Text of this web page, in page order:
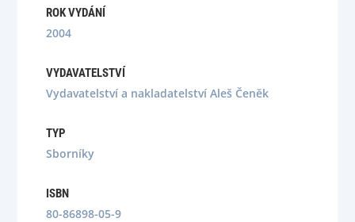
ROK VYDÁNÍ
2004
VYDAVATELSTVÍ
Vydavatelství a nakladatelství Aleš Čeněk
TYP
Sborníky
ISBN
80-86898-05-9